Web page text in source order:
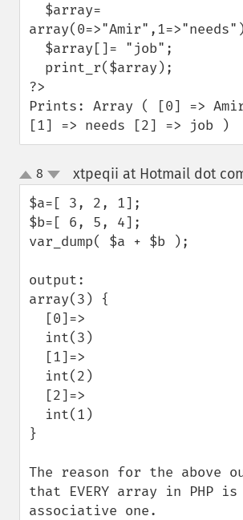
?>
Prints: Array ( [0] =>
[1] => needs [2] => job )
up
down
8 xtpeqii at Hotmail dot
$a=[ 3, 2, 1];
$b=[ 6, 5, 4];
var_dump( $a + $b );
output:
array(3) {
}
The reason for the above
that EVERY array in PHP is
associative one.